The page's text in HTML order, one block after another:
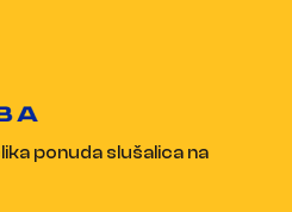
ponuda slušalica na